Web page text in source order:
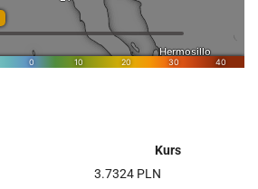
Kurs
3.7324 PLN